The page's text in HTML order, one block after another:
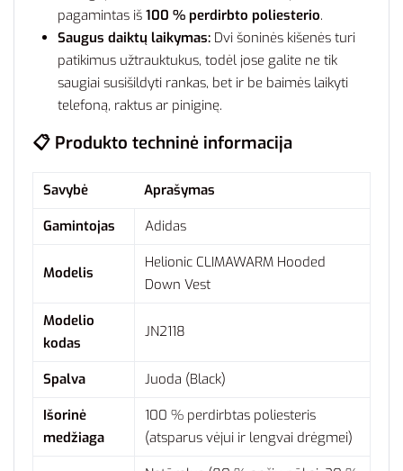
pagamintas iš100 % perdirbto poliesterio.
Saugus daiktų laikymas: Dvi šoninės kišenės turi
patikimus užtrauktukus, todėl jose galite ne tik
saugiai susišildyti rankas, bet ir be baimės laikyti
telefoną, raktus ar piniginę.
📋 Produkto techninė informacija
Savybė
Aprašymas
Gamintojas
Adidas
Modelis
Helionic CLIMAWARM Hooded
Down Vest
Modelio
kodas
JN2118
Spalva
Juoda (Black)
Išorinė
medžiaga
100 % perdirbtas poliesteris
(atsparus vėjui ir lengvai drėgmei)